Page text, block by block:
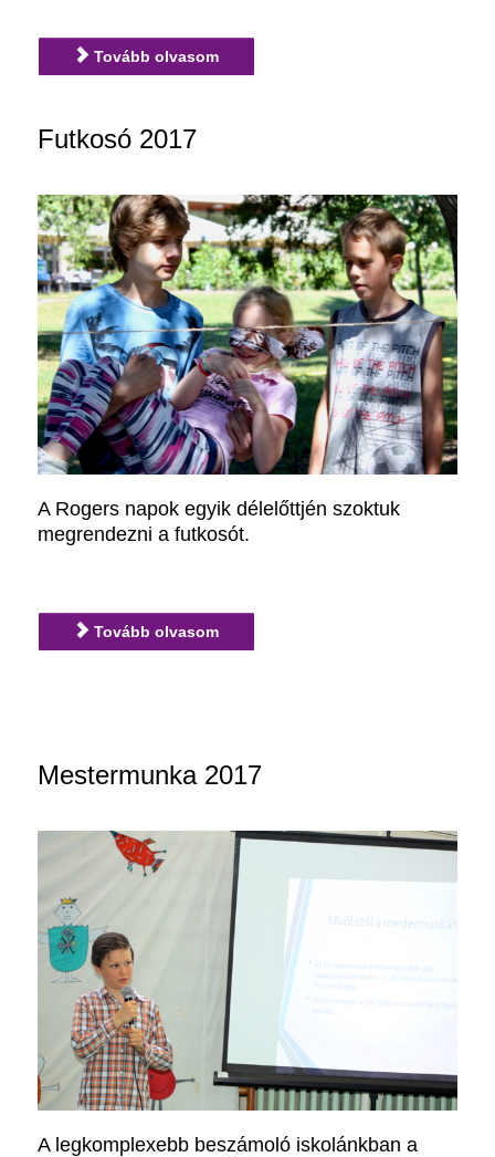
Tovább olvasom
Futkosó 2017
A Rogers napok egyik délelőttjén szoktuk
megrendezni a futkosót.
Tovább olvasom
Mestermunka 2017
A legkomplexebb beszámoló iskolánkban a